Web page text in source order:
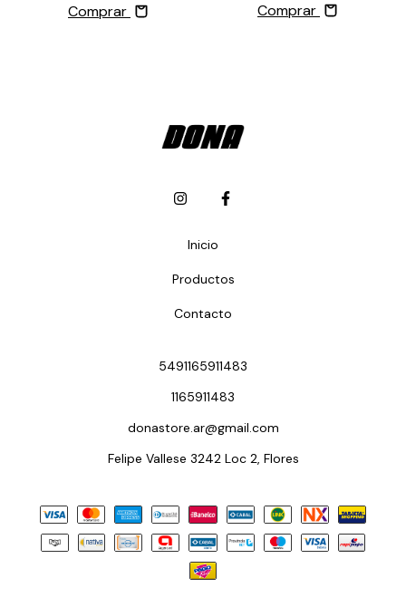
Comprar Comprar
Inicio
Productos
Contacto
5491165911483
1165911483
donastore.ar@gmail.com
Felipe Vallese 3242 Loc 2, Flores